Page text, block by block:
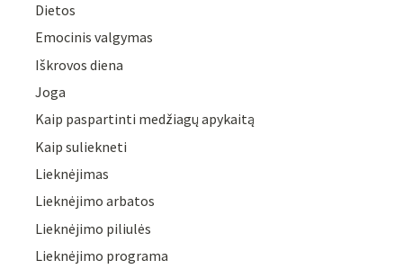
Dietos
Emocinis valgymas
Iškrovos diena
Joga
Kaip paspartinti medžiagų apykaitą
Kaip suliekneti
Lieknėjimas
Lieknėjimo arbatos
Lieknėjimo piliulės
Lieknėjimo programa